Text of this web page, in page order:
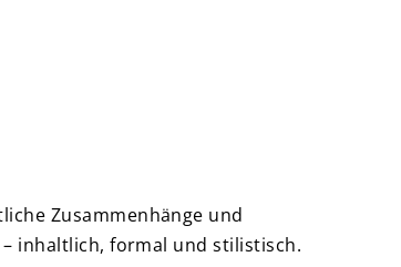
Zusammenhänge und
inhaltlich, formal und stilistisch.